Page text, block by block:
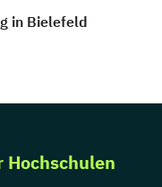
in Bielefeld
Hochschulen